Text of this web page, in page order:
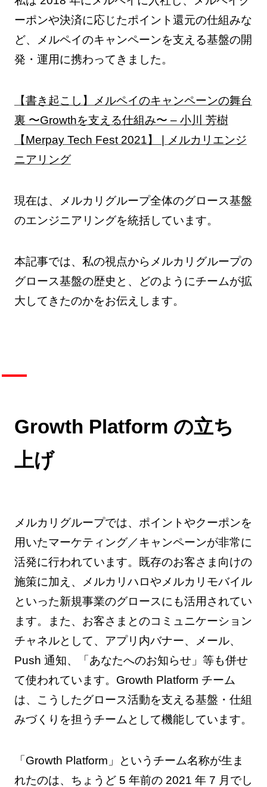
ーポンや決済に応じたポイント還元の仕組みな
ど、メルペイのキャンペーンを支える基盤の開
発・運用に携わってきました。
【書き起こし】メルペイのキャンペーンの舞台
裏 〜Growthを支える仕組み〜 – 小川 芳樹
【Merpay Tech Fest 2021】 | メルカリエンジ
ニアリング
現在は、メルカリグループ全体のグロース基盤
のエンジニアリングを統括しています。
本記事では、私の視点からメルカリグループの
グロース基盤の歴史と、どのようにチームが拡
大してきたのかをお伝えします。
Growth Platform の立ち
上げ
メルカリグループでは、ポイントやクーポンを
用いたマーケティング／キャンペーンが非常に
活発に行われています。既存のお客さま向けの
施策に加え、メルカリハロやメルカリモバイル
といった新規事業のグロースにも活用されてい
ます。また、お客さまとのコミュニケーション
チャネルとして、アプリ内バナー、メール、
Push 通知、「あなたへのお知らせ」等も併せ
て使われています。Growth Platform チーム
は、こうしたグロース活動を支える基盤・仕組
みづくりを担うチームとして機能しています。
「Growth Platform」というチーム名称が生ま
れたのは、ちょうど 5 年前の 2021 年 7 月でし